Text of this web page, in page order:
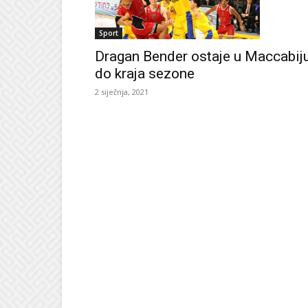
Sport
Dragan Bender ostaje u
do kraja sezone
2 siječnja, 2021